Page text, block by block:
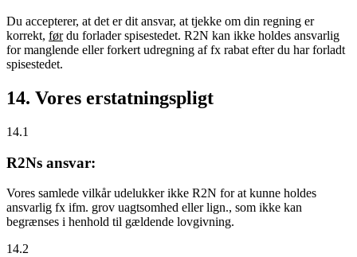
Du accepterer, at det er dit ansvar, at tjekke om din regning er
korrekt, førdu forlader spisestedet. R2N kan ikke holdes ansvarlig
for manglende eller forkert udregning af fx rabat efter du har forladt
spisestedet.
14. Vores erstatningspligt
14.1
R2Ns ansvar:
Vores samlede vilkår udelukker ikke R2N for at kunne holdes
ansvarlig fx ifm. grov uagtsomhed eller lign., som ikke kan
begrænses i henhold til gældende lovgivning.
14.2